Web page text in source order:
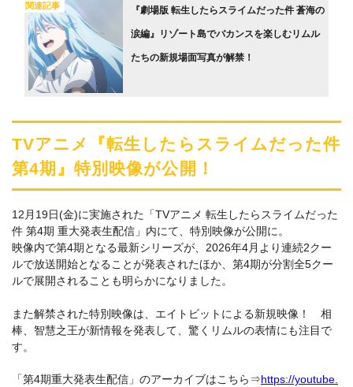
関連記事 『劇場版 転生したらスライムだった件 蒼海の
涙編』リゾート島でバカンスを楽しむリムル
たちの新規場面写真が解禁！
TVアニメ『転生したらスライムだった件
第4期』特別映像が公開！
12月19日(金)に実施された「TVアニメ 転生したらスライムだった
件 第4期 重大発表生配信」内にて、特別映像が公開に。
映像内で第4期となる最新シリーズが、2026年4月より連続2クー
ルで放送開始となることが発表されたほか、第4期が分割全5クー
ルで展開されることも明らかになりました。
また解禁された特別映像は、エイトビットによる新規映像！ 相
棒、智慧之王が新情報を発表して、驚くリムルの表情にも注目で
す。
「第4期重大発表生配信」のアーカイブはこちら⇒https://youtube.